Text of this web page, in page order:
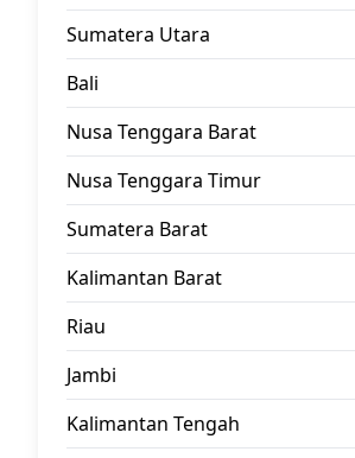
Sumatera Utara
Bali
Nusa Tenggara Barat
Nusa Tenggara Timur
Sumatera Barat
Kalimantan Barat
Riau
Jambi
Kalimantan Tengah